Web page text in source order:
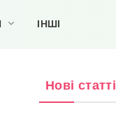
ІНШІ
Нові статті